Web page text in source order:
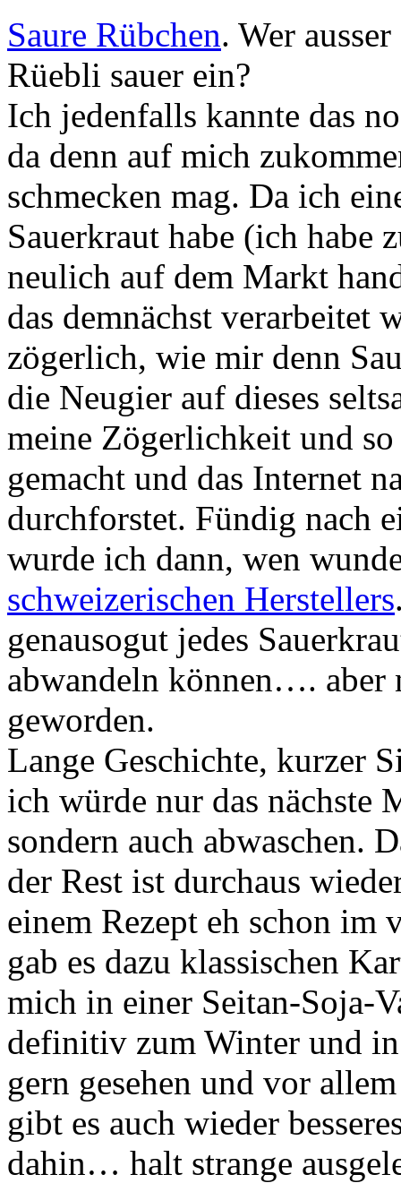
Saure Rübchen. Wer
Rüebli sauer ein?
Ich jedenfalls kannte das
da denn auf mich
schmecken mag. Da ich
Sauerkraut habe (ich habe
neulich auf dem Markt
das demnächst
zögerlich, wie mir denn
die Neugier auf dieses
meine Zögerlichkeit und
gemacht und das Internet
durchforstet. Fündig nach
wurde ich dann, wen
schweizerischen Herstellers
genausogut jedes
abwandeln können…. aber
geworden.
Lange Geschichte, kurzer
ich würde nur das nächste
sondern auch abwaschen.
der Rest ist durchaus
einem Rezept eh schon im
gab es dazu klassischen
mich in einer Seitan-Soja-
definitiv zum Winter und
gern gesehen und vor
gibt es auch wieder
dahin… halt strange